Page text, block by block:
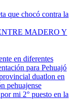
que chocó contra la
MADERO Y
en diferentes
para Pehuajó
duatlon en
pehuajense
mi 2° puesto en la